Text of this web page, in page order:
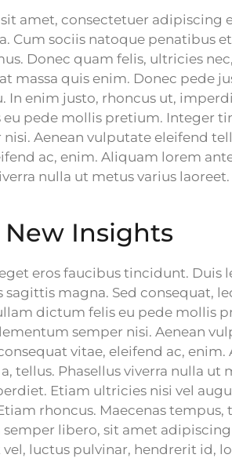
amet, consectetuer adipiscing
Cum sociis natoque penatibus
Donec quam felis, ultricies
massa quis enim. Donec pede
In enim justo, rhoncus ut,
pede mollis pretium. Integer
Aenean vulputate eleifend
ac, enim. Aliquam lorem
nulla ut metus varius
Insights
eros faucibus tincidunt. Duis
sagittis magna. Sed consequat,
dictum felis eu pede mollis
semper nisi. Aenean
vitae, eleifend ac,
tellus. Phasellus viverra nulla ut
Etiam ultricies nisi vel
rhoncus. Maecenas
libero, sit amet
luctus pulvinar, hendrerit id,